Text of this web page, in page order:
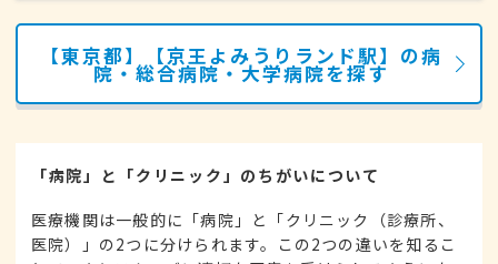
【東京都】【京王よみうりランド駅】の病
院・総合病院・大学病院を探す
「病院」と「クリニック」のちがいについて
医療機関は一般的に「病院」と「クリニック（診療所、
医院）」の2つに分けられます。この2つの違いを知るこ